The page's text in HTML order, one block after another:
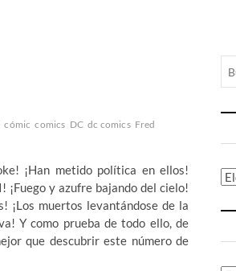
cómic comics DC dc comics Fred
¡Han metido política en ellos!
¡Fuego y azufre bajando del cielo!
¡Los muertos levantándose de la
Y como prueba de todo ello, de
que descubrir este número de